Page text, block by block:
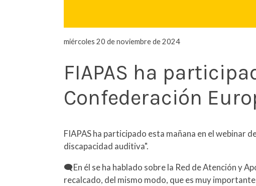
miércoles 20 de noviembre de 2024
FIAPAS ha
Confederación
FIAPAS ha participado esta mañana en el webinar
discapacidad auditiva".
🗨️En él se ha hablado sobre la Red de Atención y
recalcado, del mismo modo, que es muy